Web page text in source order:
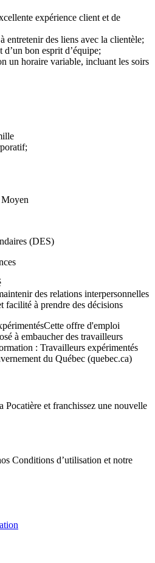
expérience client et de
entretenir des liens avec la clientèle;
bon esprit d’équipe;
un horaire variable, incluant les soirs
Moyen
(DES)
des relations interpersonnelles
facilité à prendre des décisions
offre d'emploi
à embaucher des travailleurs
: Travailleurs expérimentés
du Québec (quebec.ca)
et franchissez une nouvelle
Conditions d’utilisation et notre